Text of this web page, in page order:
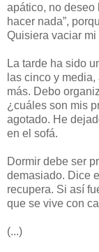
apático, no deseo
hacer nada”,
Quisiera vaciar
La tarde ha sido
las cinco y
más. Debo
¿cuáles son mis
agotado. He
en el sofá.
Dormir debe ser
demasiado. Dice
recupera. Si así
que se vive con
(...)